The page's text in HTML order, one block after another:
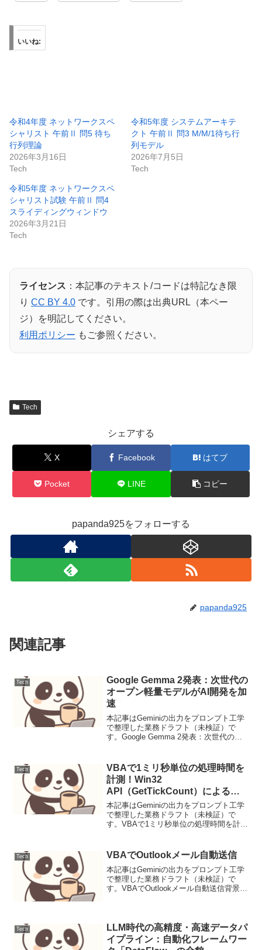
いいね:
令和4年度 ネットワークスペ
シャリスト 午前Ⅱ 問5 待ち
行列理論
2026年3月16日
Tech
令和5年度 システムアーキテ
クト 午前Ⅱ 問3 M/M/1待ち行
列モデル
2026年7月5日
Tech
令和5年度 ネットワークスペ
シャリスト試験 午前Ⅱ 問4
スライディングウィンドウ
2026年3月21日
Tech
ライセンス ：本記事のテキスト/コードは特記なき限
り CC BY 4.0 です。引用の際は出典URL（本ペー
ジ）を明記してください。
利用ポリシー もご参照ください。
Tech
シェアする
X Facebook はてブ
Pocket LINE コピー
papanda925をフォローする
papanda925
関連記事
Tech
Google Gemma 2発表：次世代の
オープン軽量モデルがAI開発を加
速
本記事はGeminiの出力をプロンプト工学
で整理した業務ドラフト（未検証）で
す。Google Gemma 2発表：次世代のオ
オープンな軽量大規模言語モデ...
Tech
VBAで1ミリ秒単位の処理時間を
計測！Win32
API（GetTickCount）による精
密プロファイリング
本記事はGeminiの出力をプロンプト工学
で整理した業務ドラフト（未検証）で
す。VBAで1ミリ秒単位の処理時間を計
VBA標準のTimer関数は精度が秒...
Tech VBAでOutlookメール自動送信
本記事はGeminiの出力をプロンプト工学
で整理した業務ドラフト（未検証）で
す。VBAでOutlookメール自動送信背景と
ト発生時の...
Tech
LLM時代の高精度・高速データパ
イプライン：自動化フレームワー